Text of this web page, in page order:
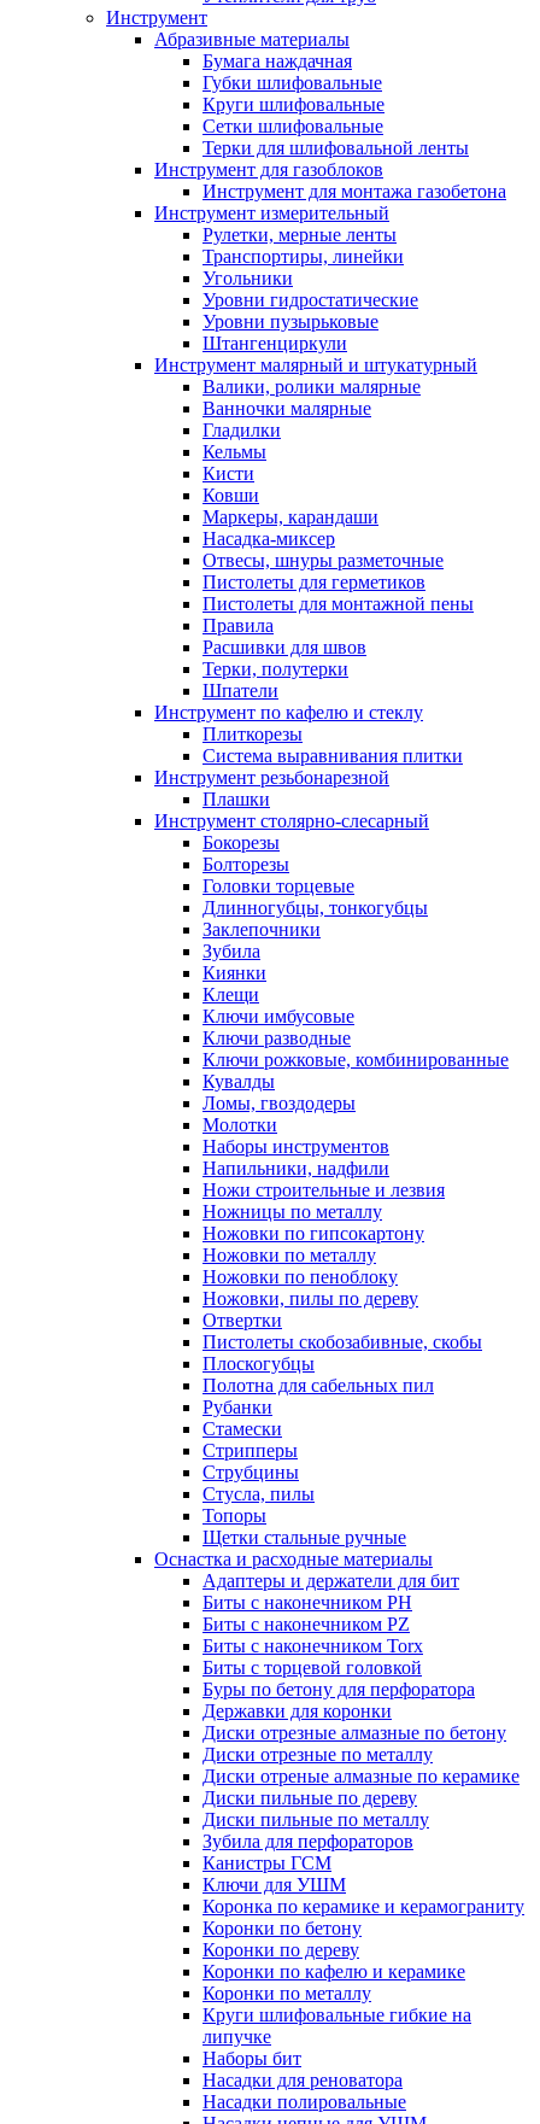
Инструмент
Абразивные материалы
Бумага наждачная
Губки шлифовальные
Круги шлифовальные
Сетки шлифовальные
Терки для шлифовальной ленты
Инструмент для газоблоков
Инструмент для монтажа газобетона
Инструмент измерительный
Рулетки, мерные ленты
Транспортиры, линейки
Угольники
Уровни гидростатические
Уровни пузырьковые
Штангенциркули
Инструмент малярный и штукатурный
Валики, ролики малярные
Ванночки малярные
Гладилки
Кельмы
Кисти
Ковши
Маркеры, карандаши
Насадка-миксер
Отвесы, шнуры разметочные
Пистолеты для герметиков
Пистолеты для монтажной пены
Правила
Расшивки для швов
Терки, полутерки
Шпатели
Инструмент по кафелю и стеклу
Плиткорезы
Система выравнивания плитки
Инструмент резьбонарезной
Плашки
Инструмент столярно-слесарный
Бокорезы
Болторезы
Головки торцевые
Длинногубцы, тонкогубцы
Заклепочники
Зубила
Киянки
Клещи
Ключи имбусовые
Ключи разводные
Ключи рожковые, комбинированные
Кувалды
Ломы, гвоздодеры
Молотки
Наборы инструментов
Напильники, надфили
Ножи строительные и лезвия
Ножницы по металлу
Ножовки по гипсокартону
Ножовки по металлу
Ножовки по пеноблоку
Ножовки, пилы по дереву
Отвертки
Пистолеты скобозабивные, скобы
Плоскогубцы
Полотна для сабельных пил
Рубанки
Стамески
Стрипперы
Струбцины
Стусла, пилы
Топоры
Щетки стальные ручные
Оснастка и расходные материалы
Адаптеры и держатели для бит
Биты с наконечником PH
Биты с наконечником PZ
Биты с наконечником Torx
Биты с торцевой головкой
Буры по бетону для перфоратора
Державки для коронки
Диски отрезные алмазные по бетону
Диски отрезные по металлу
Диски отреные алмазные по керамике
Диски пильные по дереву
Диски пильные по металлу
Зубила для перфораторов
Канистры ГСМ
Ключи для УШМ
Коронка по керамике и керамограниту
Коронки по бетону
Коронки по дереву
Коронки по кафелю и керамике
Коронки по металлу
Круги шлифовальные гибкие на
липучке
Наборы бит
Насадки для реноватора
Насадки полировальные